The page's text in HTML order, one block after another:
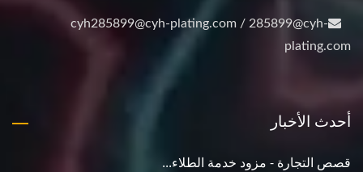
cyh285899@cyh-plating.com / 285899@cyh-
plating.com
أحدث الأخبار
قصص التجارة - مزود خدمة الطلاء...